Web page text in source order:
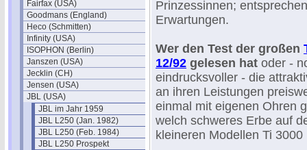
Fairfax (USA)
Goodmans (England)
Heco (Schmitten)
Infinity (USA)
ISOPHON (Berlin)
Janszen (USA)
Jecklin (CH)
Jensen (USA)
JBL (USA)
JBL im Jahr 1959
JBL L250 (Jan. 1982)
JBL L250 (Feb. 1984)
JBL L250 Prospekt
Prinzessinnen;
Erwartungen.
Wer den Test der großen
12/92 gelesen hat oder -
eindrucksvoller - die
an ihren Leistungen
einmal mit eigenen Ohren
welch schweres Erbe auf
kleineren Modellen Ti